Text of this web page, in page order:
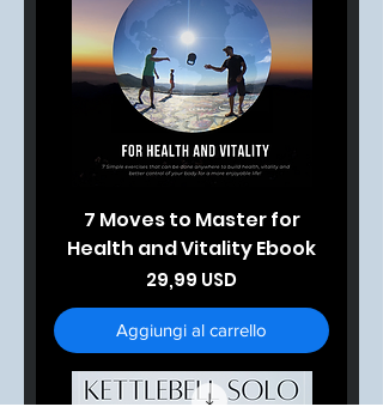
7 Moves to Master for
Health and Vitality Ebook
Prezzo
29,99 USD
Aggiungi al carrello